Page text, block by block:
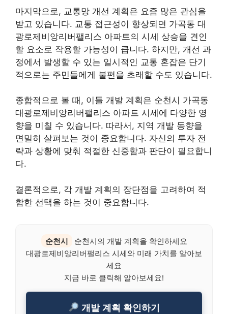
마지막으로, 교통망 개선 계획은 요즘 많은 관심을
받고 있습니다. 교통 접근성이 향상되면 가곡동 대
광로제비앙리버팰리스 아파트의 시세 상승을 견인
할 요소로 작용할 가능성이 큽니다. 하지만, 개선 과
정에서 발생할 수 있는 일시적인 교통 혼잡은 단기
적으로는 주민들에게 불편을 초래할 수도 있습니다.
종합적으로 볼 때, 이들 개발 계획은 순천시 가곡동
대광로제비앙리버팰리스 아파트 시세에 다양한 영
향을 미칠 수 있습니다. 따라서, 지역 개발 동향을
면밀히 살펴보는 것이 중요합니다. 자신의 투자 전
략과 상황에 맞춰 적절한 신중함과 판단이 필요합니
다.
결론적으로, 각 개발 계획의 장단점을 고려하여 적
합한 선택을 하는 것이 중요합니다.
순천시
순천시의 개발 계획을 확인하세요
대광로제비앙리버팰리스 시세와 미래 가치를 알아보
세요
지금 바로 클릭해 알아보세요!
개발 계획 확인하기